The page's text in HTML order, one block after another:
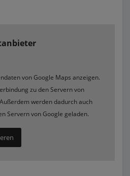
von Google Maps anzeigen.
zu den Servern von
werden dadurch auch
Servern von Google geladen.